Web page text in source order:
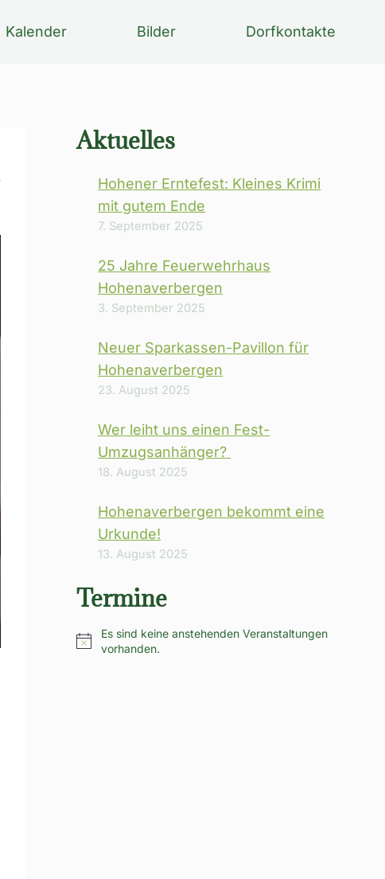
Kalender Bilder Dorfkontakte
Aktuelles
Hohener Erntefest: Kleines Krimi
mit gutem Ende
7. September 2025
25 Jahre Feuerwehrhaus
Hohenaverbergen
3. September 2025
Neuer Sparkassen-Pavillon für
Hohenaverbergen
23. August 2025
Wer leiht uns einen Fest-
Umzugsanhänger?
18. August 2025
Hohenaverbergen bekommt eine
Urkunde!
13. August 2025
Termine
Hinweis
Es sind keine anstehenden Veranstaltungen
vorhanden.